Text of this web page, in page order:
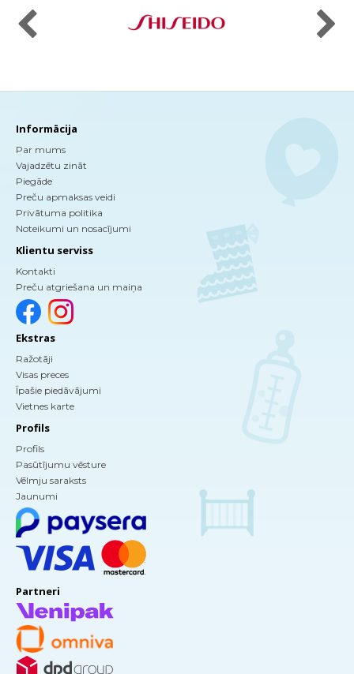
Informācija
Par mums
Vajadzētu zināt
Piegāde
Preču apmaksas veidi
Privātuma politika
Noteikumi un nosacījumi
Klientu serviss
Kontakti
Preču atgriešana un maiņa
Ekstras
Ražotāji
Visas preces
Īpašie piedāvājumi
Vietnes karte
Profils
Profils
Pasūtījumu vēsture
Vēlmju saraksts
Jaunumi
Partneri